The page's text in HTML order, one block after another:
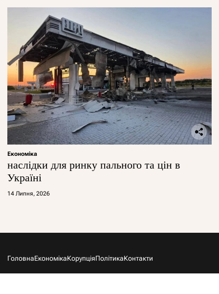
Економіка
наслідки для ринку пального та цін в
Україні
14 Липня, 2026
ГоловнаЕкономікаКорупціяПолітикаКонтакти